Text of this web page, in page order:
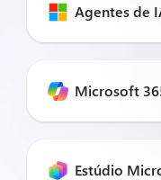
Agentes de
Microsoft
Estúdio